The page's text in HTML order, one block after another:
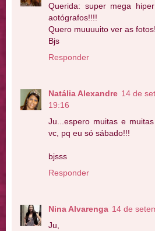
Querida: super mega
aotógrafos!!!!
Quero muuuuito ver as
Bjs
Responder
Natália Alexandre 14 de
19:16
Ju...espero muitas e
vc, pq eu só sábado!!!
bjsss
Responder
Nina Alvarenga 14 de
Ju,